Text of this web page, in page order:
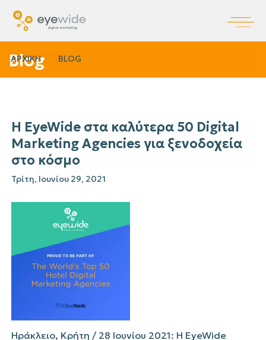
ΑΡΧΙΚΗ BLOG
Blog
Η EyeWide στα καλύτερα 50 Digital
Marketing Agencies για ξενοδοχεία
στο κόσμο
Τρίτη, Ιουνίου 29, 2021
Ηράκλειο, Κρήτη / 28 Ιουνίου 2021: Η EyeWide